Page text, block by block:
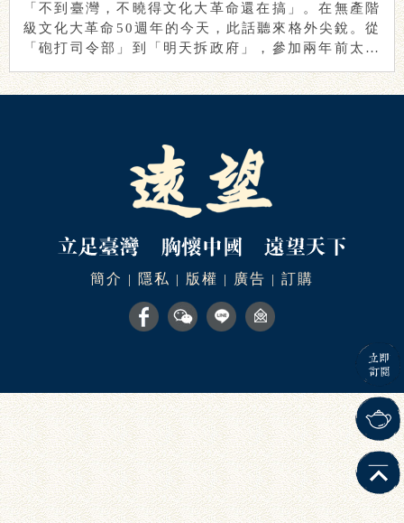
「不到臺灣，不曉得文化大革命還在搞」。在無產階
級文化大革命50週年的今天，此話聽來格外尖銳。從
「砲打司令部」到「明天拆政府」，參加兩年前太陽
簡介 | 隱私 | 版權 | 廣告 | 訂購